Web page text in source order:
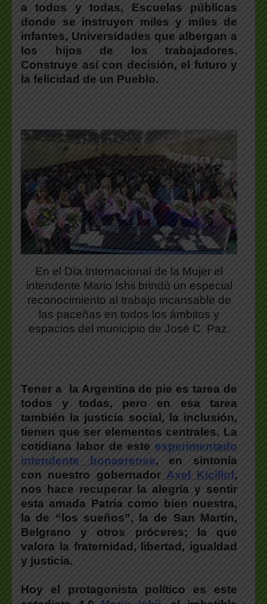
a todos y todas, Escuelas públicas
donde se instruyen miles y miles de
infantes, Universidades que albergan a
los hijos de los trabajadores.
Construye así con decisión, el futuro y
la felicidad de un Pueblo.
En el Día Internacional de la Mujer el
intendente Mario Ishii brindó un especial
reconocimiento al trabajo incansable de
las paceñas en todos los ámbitos y
espacios del municipio de José C. Paz.
Tener a la Argentina de pie es tarea de
todos y todas, pero en esa tarea
también la justicia social, la inclusión,
tienen que ser elementos centrales. La
cotidiana labor de este experimentado
intendente bonaerense, en sintonía
con nuestro gobernadorAxel Kicillof,
nos hace recuperar la alegría y sentir
esta amada Patria como bien nuestra,
la de “los sueños”, la de San Martín,
Belgrano y otros próceres; la que
valora la fraternidad, libertad, igualdad
y justicia.
Hoy el protagonista político es este